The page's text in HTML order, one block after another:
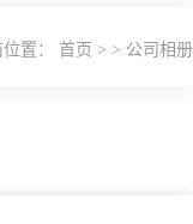
置： 首页 > > 公司相册